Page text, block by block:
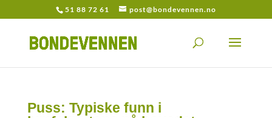
51 88 72 61 post@bondevennen.no
Puss: Typiske funn i